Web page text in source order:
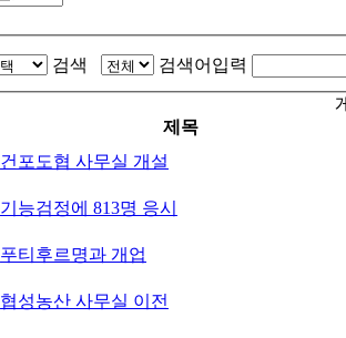
검색 검색어입력
제목
건포도협 사무실 개설
기능검정에 813명 응시
푸티후르명과 개업
협성농산 사무실 이전